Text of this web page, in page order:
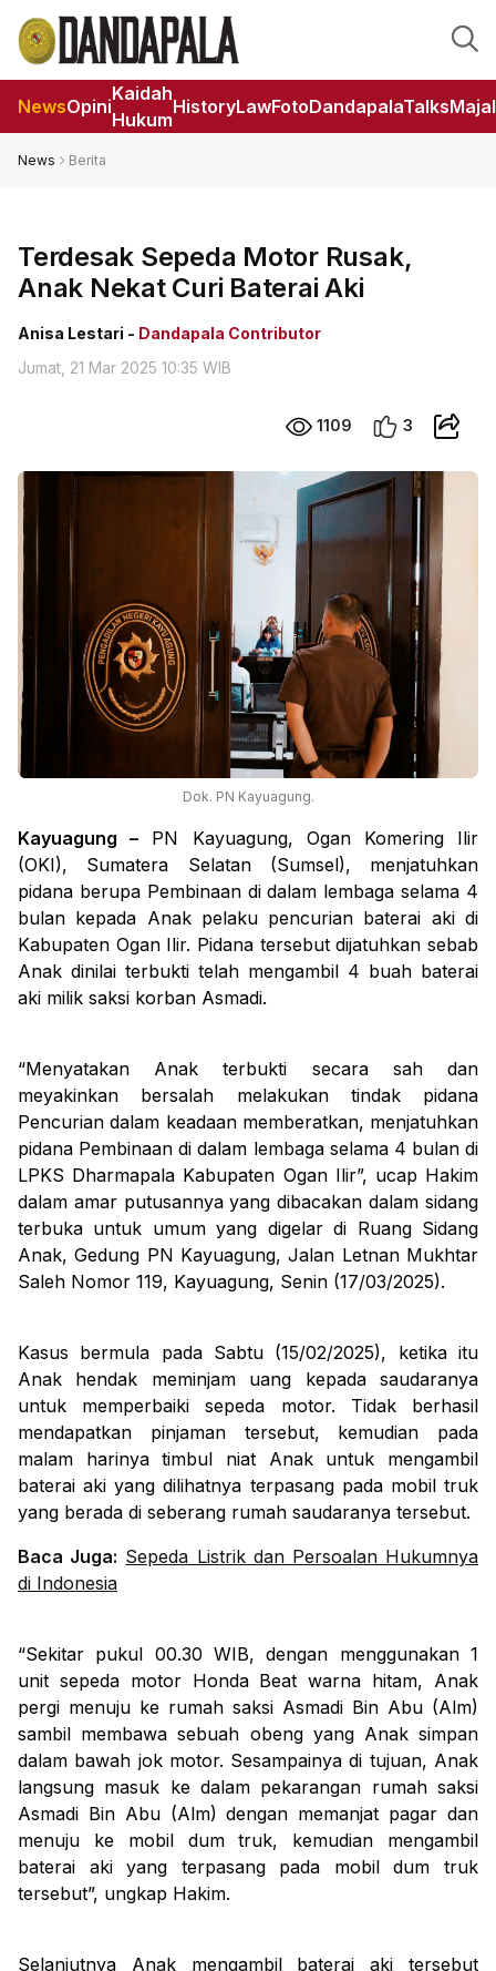
NewsOpini
Kaidah
Hukum
HistoryLawFotoDandapalaTalks
News Berita
Terdesak Sepeda Motor Rusak,
Anak Nekat Curi Baterai Aki
Anisa Lestari - Dandapala Contributor
Jumat, 21 Mar 2025 10:35 WIB
1109 3
Dok. PN Kayuagung.
Kayuagung – PN Kayuagung, Ogan Komering Ilir
(OKI), Sumatera Selatan (Sumsel), menjatuhkan
pidana berupa Pembinaan di dalam lembaga selama 4
bulan kepada Anak pelaku pencurian baterai aki di
Kabupaten Ogan Ilir. Pidana tersebut dijatuhkan sebab
Anak dinilai terbukti telah mengambil 4 buah baterai
aki milik saksi korban Asmadi.
“Menyatakan Anak terbukti secara sah dan
meyakinkan bersalah melakukan tindak pidana
Pencurian dalam keadaan memberatkan, menjatuhkan
pidana Pembinaan di dalam lembaga selama 4 bulan di
LPKS Dharmapala Kabupaten Ogan Ilir”, ucap Hakim
dalam amar putusannya yang dibacakan dalam sidang
terbuka untuk umum yang digelar di Ruang Sidang
Anak, Gedung PN Kayuagung, Jalan Letnan Mukhtar
Saleh Nomor 119, Kayuagung, Senin (17/03/2025).
Kasus bermula pada Sabtu (15/02/2025), ketika itu
Anak hendak meminjam uang kepada saudaranya
untuk memperbaiki sepeda motor. Tidak berhasil
mendapatkan pinjaman tersebut, kemudian pada
malam harinya timbul niat Anak untuk mengambil
baterai aki yang dilihatnya terpasang pada mobil truk
yang berada di seberang rumah saudaranya tersebut.
Baca Juga: Sepeda Listrik dan Persoalan Hukumnya
di Indonesia
“Sekitar pukul 00.30 WIB, dengan menggunakan 1
unit sepeda motor Honda Beat warna hitam, Anak
pergi menuju ke rumah saksi Asmadi Bin Abu (Alm)
sambil membawa sebuah obeng yang Anak simpan
dalam bawah jok motor. Sesampainya di tujuan, Anak
langsung masuk ke dalam pekarangan rumah saksi
Asmadi Bin Abu (Alm) dengan memanjat pagar dan
menuju ke mobil dum truk, kemudian mengambil
baterai aki yang terpasang pada mobil dum truk
tersebut”, ungkap Hakim.
Selanjutnya Anak mengambil baterai aki tersebut